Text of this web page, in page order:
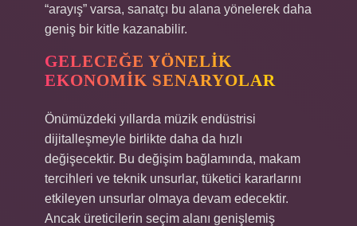
“arayış” varsa, sanatçı bu alana yönelerek daha
geniş bir kitle kazanabilir.
GELECEĞE YÖNELIK
EKONOMIK SENARYOLAR
Önümüzdeki yıllarda müzik endüstrisi
dijitalleşmeyle birlikte daha da hızlı
değişecektir. Bu değişim bağlamında, makam
tercihleri ve teknik unsurlar, tüketici kararlarını
etkileyen unsurlar olmaya devam edecektir.
Ancak üreticilerin seçim alanı genişlemiş